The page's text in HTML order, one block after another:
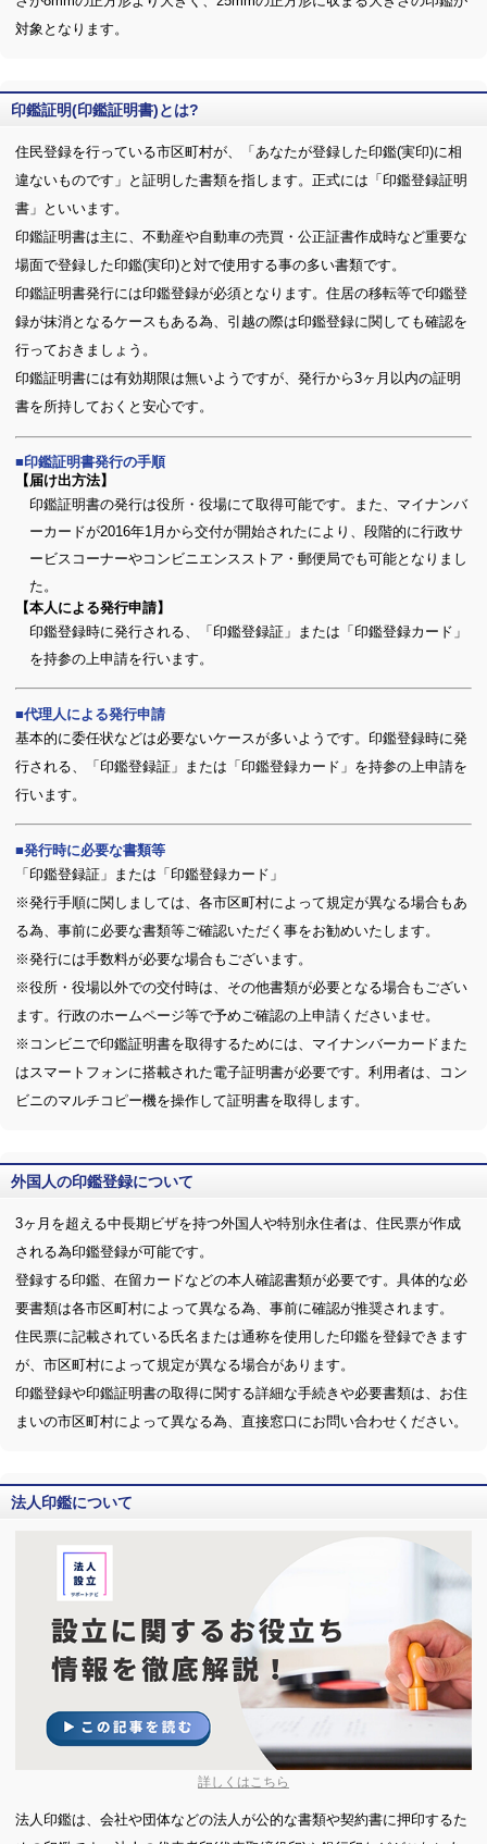
対象となります。
印鑑証明(印鑑証明書)とは?
住民登録を行っている市区町村が、「あなたが登録した印鑑(実印)に相
違ないものです」と証明した書類を指します。正式には「印鑑登録証明
書」といいます。
印鑑証明書は主に、不動産や自動車の売買・公正証書作成時など重要な
場面で登録した印鑑(実印)と対で使用する事の多い書類です。
印鑑証明書発行には印鑑登録が必須となります。住居の移転等で印鑑登
録が抹消となるケースもある為、引越の際は印鑑登録に関しても確認を
行っておきましょう。
印鑑証明書には有効期限は無いようですが、発行から3ヶ月以内の証明
書を所持しておくと安心です。
印鑑証明書発行の手順
【届け出方法】
印鑑証明書の発行は役所・役場にて取得可能です。また、マイナンバ
ーカードが2016年1月から交付が開始されたにより、段階的に行政サ
ービスコーナーやコンビニエンスストア・郵便局でも可能となりまし
た。
【本人による発行申請】
印鑑登録時に発行される、「印鑑登録証」または「印鑑登録カード」
を持参の上申請を行います。
代理人による発行申請
基本的に委任状などは必要ないケースが多いようです。印鑑登録時に発
行される、「印鑑登録証」または「印鑑登録カード」を持参の上申請を
行います。
発行時に必要な書類等
「印鑑登録証」または「印鑑登録カード」
※発行手順に関しましては、各市区町村によって規定が異なる場合もあ
る為、事前に必要な書類等ご確認いただく事をお勧めいたします。
※発行には手数料が必要な場合もございます。
※役所・役場以外での交付時は、その他書類が必要となる場合もござい
ます。行政のホームページ等で予めご確認の上申請くださいませ。
※コンビニで印鑑証明書を取得するためには、マイナンバーカードまた
はスマートフォンに搭載された電子証明書が必要です。利用者は、コン
ビニのマルチコピー機を操作して証明書を取得します。
外国人の印鑑登録について
3ヶ月を超える中長期ビザを持つ外国人や特別永住者は、住民票が作成
される為印鑑登録が可能です。
登録する印鑑、在留カードなどの本人確認書類が必要です。具体的な必
要書類は各市区町村によって異なる為、事前に確認が推奨されます。
住民票に記載されている氏名または通称を使用した印鑑を登録できます
が、市区町村によって規定が異なる場合があります。
印鑑登録や印鑑証明書の取得に関する詳細な手続きや必要書類は、お住
まいの市区町村によって異なる為、直接窓口にお問い合わせください。
法人印鑑について
詳しくはこちら
法人印鑑は、会社や団体などの法人が公的な書類や契約書に押印するた